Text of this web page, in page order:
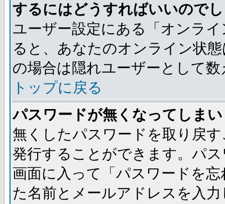
するにはどうすればいいので
ユーザー設定にある「オンラ
ると、あなたのオンライン状
の場合は隠れユーザーとして
トップに戻る
パスワードが無くなってしま
無くしたパスワードを取り戻
発行することができます。パ
画面に入って「パスワードを
た名前とメールアドレスを入